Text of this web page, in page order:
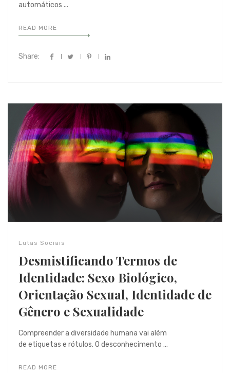
automáticos ...
READ MORE
Share:
Lutas Sociais
Desmistificando Termos de
Identidade: Sexo Biológico,
Orientação Sexual, Identidade de
Gênero e Sexualidade
Compreender a diversidade humana vai além
de etiquetas e rótulos. O desconhecimento ...
READ MORE